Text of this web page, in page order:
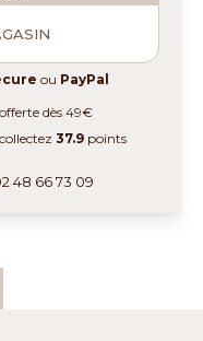
ou PayPal
dès 49€
37.9 points
48 66 73 09